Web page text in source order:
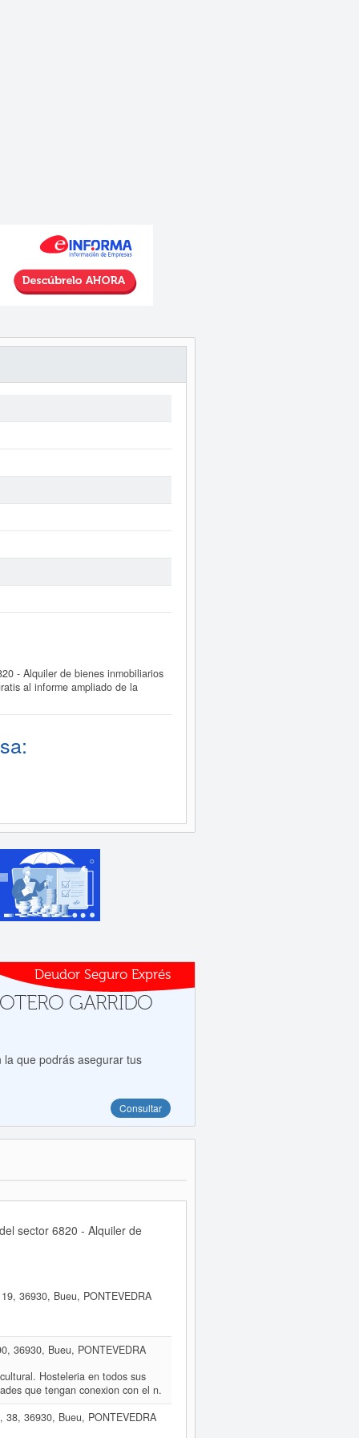
- Alquiler de bienes inmobiliarios
al informe ampliado de la
Deudor Seguro Exprés
GARRIDO
que podrás asegurar tus
Consultar
sector 6820 - Alquiler de
36930, Bueu, PONTEVEDRA
36930, Bueu, PONTEVEDRA
Hosteleria en todos sus
que tengan conexion con el n.
38, 36930, Bueu, PONTEVEDRA